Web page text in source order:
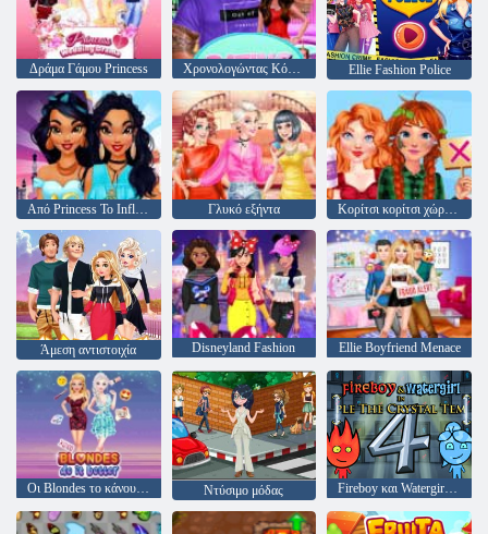
Δράμα Γάμου Princess Χρονολογώντας Κόμμα Ellie Fashion Police
Από Princess To Influencer Γλυκό εξήντα Κορίτσι κορίτσι χώρα κορίτσι
Άμεση αντιστοιχία Disneyland Fashion Ellie Boyfriend Menace
Οι Blondes το κάνουν καλύτερα Ντύσιμο μόδας Fireboy και Watergirl 4: Crystal Temple